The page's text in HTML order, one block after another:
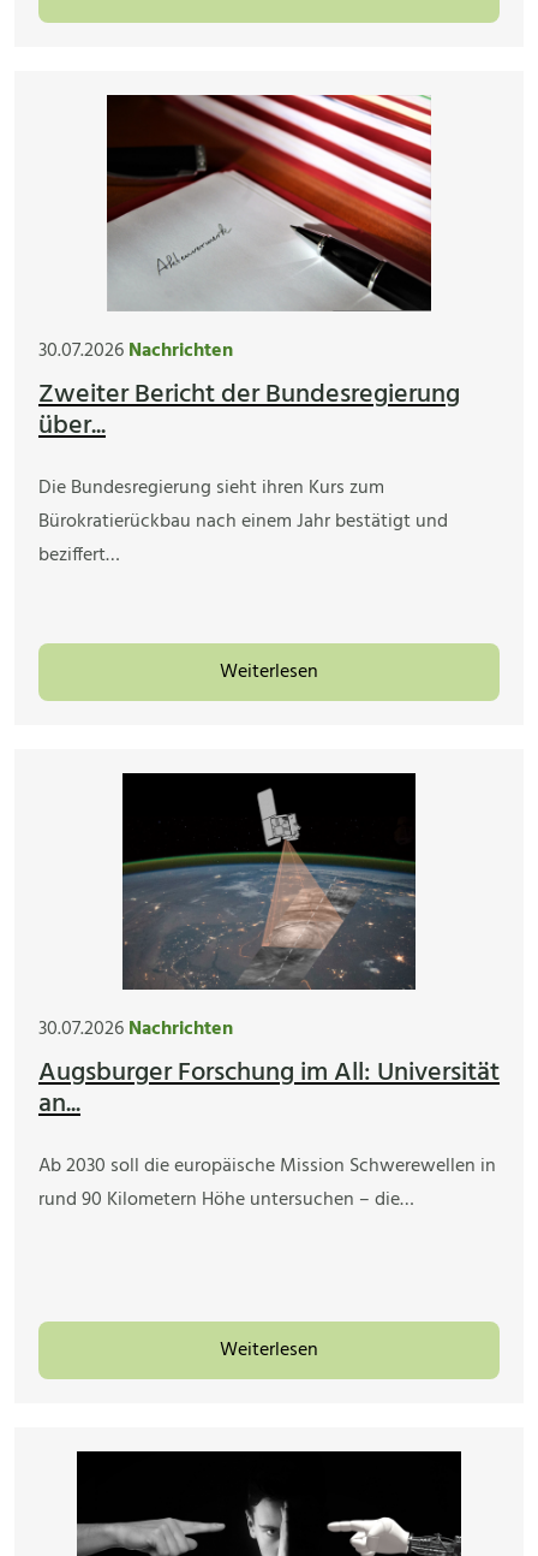
30.07.2026Nachrichten
Zweiter Bericht der Bundesregierung
über...
Die Bundesregierung sieht ihren Kurs zum
Bürokratierückbau nach einem Jahr bestätigt und
beziffert…
Weiterlesen
30.07.2026Nachrichten
Augsburger Forschung im All: Universität
an...
Ab 2030 soll die europäische Mission Schwerewellen in
rund 90 Kilometern Höhe untersuchen – die…
Weiterlesen